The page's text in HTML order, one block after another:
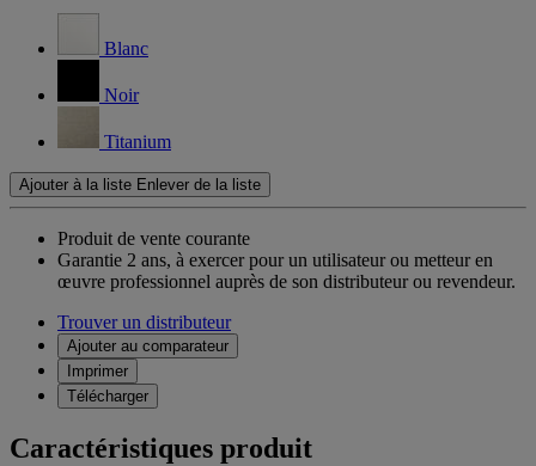
Blanc
Noir
Titanium
Ajouter à la liste Enlever de la liste
Produit de vente courante
Garantie 2 ans, à exercer pour un utilisateur ou metteur en
œuvre professionnel auprès de son distributeur ou revendeur.
Trouver un distributeur
Ajouter au comparateur
Imprimer
Télécharger
Caractéristiques produit